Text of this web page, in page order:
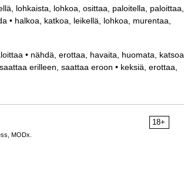
lohkaista, lohkoa, osittaa, paloitella, paloittaa,
• halkoa, katkoa, leikellä, lohkoa, murentaa,
• nähdä, erottaa, havaita, huomata, katsoa,
erilleen, saattaa eroon • keksiä, erottaa,
18+
MODx.